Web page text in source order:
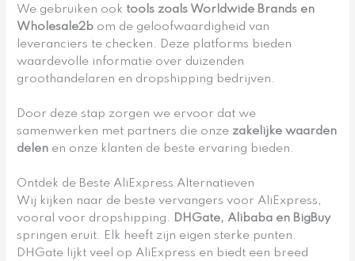
We gebruiken ook tools zoals Worldwide Brands en
Wholesale2b om de geloofwaardigheid van
leveranciers te checken. Deze platforms bieden
waardevolle informatie over duizenden
groothandelaren en dropshipping bedrijven.
Door deze stap zorgen we ervoor dat we
samenwerken met partners die onzezakelijke waarden
delen en onze klanten de beste ervaring bieden.
Ontdek de Beste AliExpress Alternatieven
Wij kijken naar de beste vervangers voor AliExpress,
vooral voor dropshipping. DHGate, Alibaba en BigBuy
springen eruit. Elk heeft zijn eigen sterke punten.
DHGate lijkt veel op AliExpress en biedt een breed